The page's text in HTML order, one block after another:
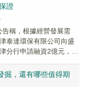
證
稱，根據經營發展需
泰達環保有限公司向盛
分行申請融資2億元，期
掘，還有哪些值得期